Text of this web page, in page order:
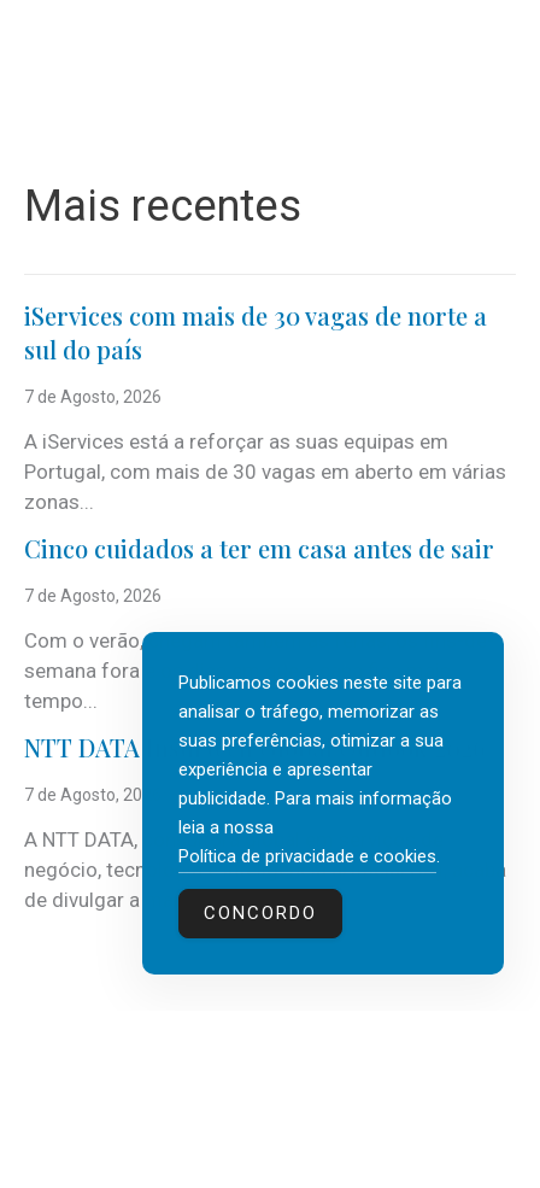
Mais recentes
iServices com mais de 30 vagas de norte a
sul do país
7 de Agosto, 2026
A iServices está a reforçar as suas equipas em
Portugal, com mais de 30 vagas em aberto em várias
zonas...
Cinco cuidados a ter em casa antes de sair
7 de Agosto, 2026
Com o verão, chegam também as férias, os fins-de-
semana fora e os dias em que a casa fica mais
tempo...
NTT DATA Insurtech Global Outlook 2026
7 de Agosto, 2026
A NTT DATA, consultora global em serviços de
negócio, tecnologia e inteligência artificial (IA), acaba
de divulgar a mais recente...
Publicamos cookies neste site para
analisar o tráfego, memorizar as
suas preferências, otimizar a sua
experiência e apresentar
publicidade. Para mais informação
leia a nossa
Política de privacidade e cookies.
CONCORDO